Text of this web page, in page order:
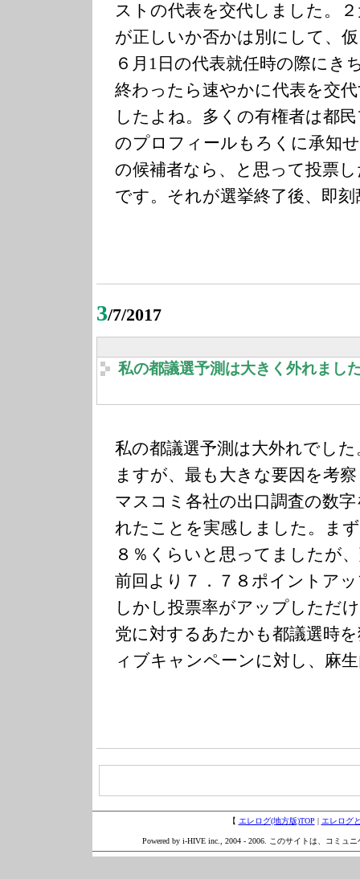
ストの代表を交代しました。
が正しいか否かは別にして、
６月1日の代表就任時の際にき
終わったら速やかに代表を交
したよね。多くの有権者は都
のプロフィールもろくに承知
の候補者なら、と思って投票
です。それが選挙終了後、即
3/7/2017
私の都議選予測は大きく外れまし
私の都議選予測は大外れでし
ますが、最も大きな要因を考
マスコミ各社の出口調査の数
れたことを実感しました。ま
８％くらいと思ってましたが
前回より７．７８ポイントア
しかし投票率がアップしただ
党に対するあたかも都議選時
ィブキャンペーンに対し、麻
【 エレログ(地方版)TOP | エレログ
Powered by i-HIVE inc., 2004 - 2006. このサイトは、コミュ